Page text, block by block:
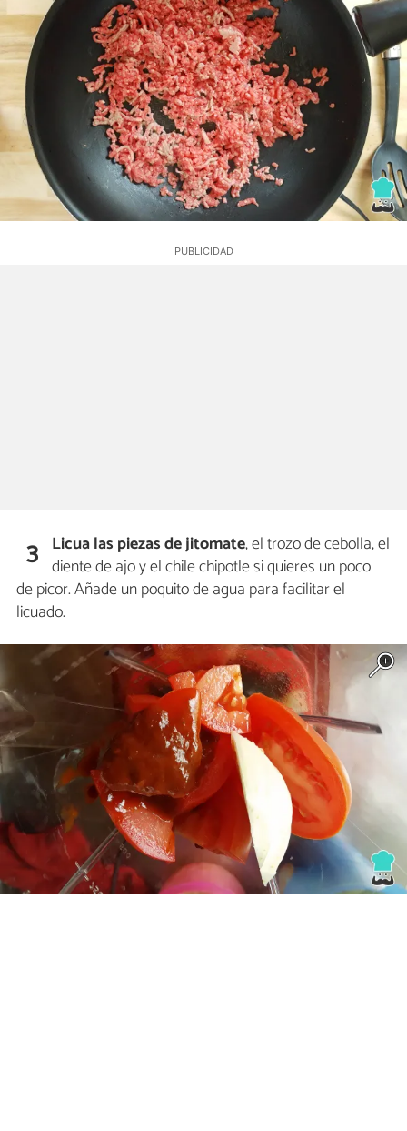
3 Licua las piezas de jitomate, el trozo de cebolla, el
diente de ajo y el chile chipotle si quieres un poco
de picor. Añade un poquito de agua para facilitar el
licuado.